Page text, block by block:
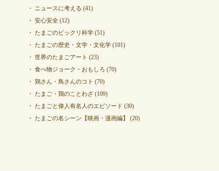
ニュースに考える (41)
安心安全(12)
たまごのビックリ科学(51)
たまごの歴史・文学・文化学(101)
世界のたまごアート (23)
食べ物ジョーク・おもしろ (70)
鶏さん・鳥さんのコト (70)
たまご・鶏のことわざ(109)
たまごと偉人有名人のエピソード (30)
たまごの名シーン【映画・漫画編】
(20)